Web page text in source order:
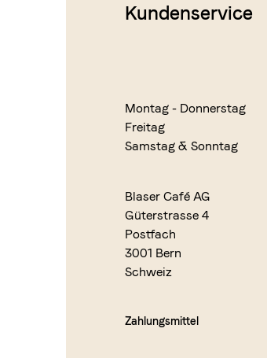
Kundenservice
Montag - Donnerstag
Freitag
Samstag & Sonntag
Blaser Café AG
Güterstrasse 4
Postfach
3001 Bern
Schweiz
Zahlungsmittel